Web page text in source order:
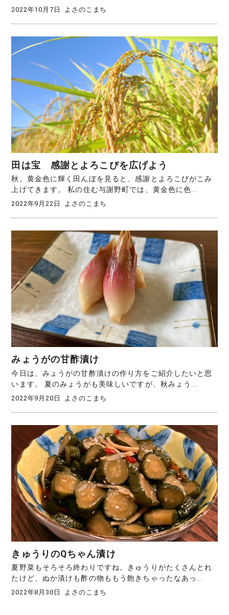
2022年10月7日 よさのこまち
田は宝 感謝とよろこびを広げよう
秋。黄金色に輝く田んぼを見ると、感謝とよろこびがこみ
上げてきます。 私の住む与謝野町では、黄金色に色...
2022年9月22日 よさのこまち
みょうがの甘酢漬け
今日は、みょうがの甘酢漬けの作り方をご紹介したいと思
います。 夏のみょうがも美味しいですが、秋みょう...
2022年9月20日 よさのこまち
きゅうりのQちゃん漬け
夏野菜もそろそろ終わりですね。きゅうりがたくさんとれ
たけど、ぬか漬けも酢の物ももう飽きちゃったなあっ...
2022年8月30日 よさのこまち